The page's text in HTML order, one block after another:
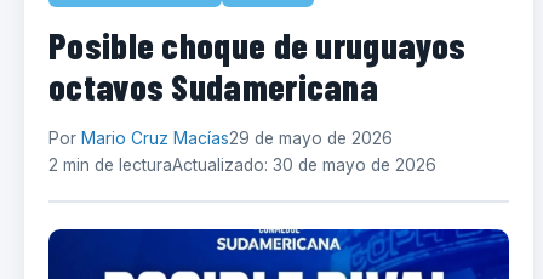
Posible choque de uruguayos
octavos Sudamericana
Por Mario Cruz Macías29 de mayo de 2026
2 min de lecturaActualizado: 30 de mayo de 2026